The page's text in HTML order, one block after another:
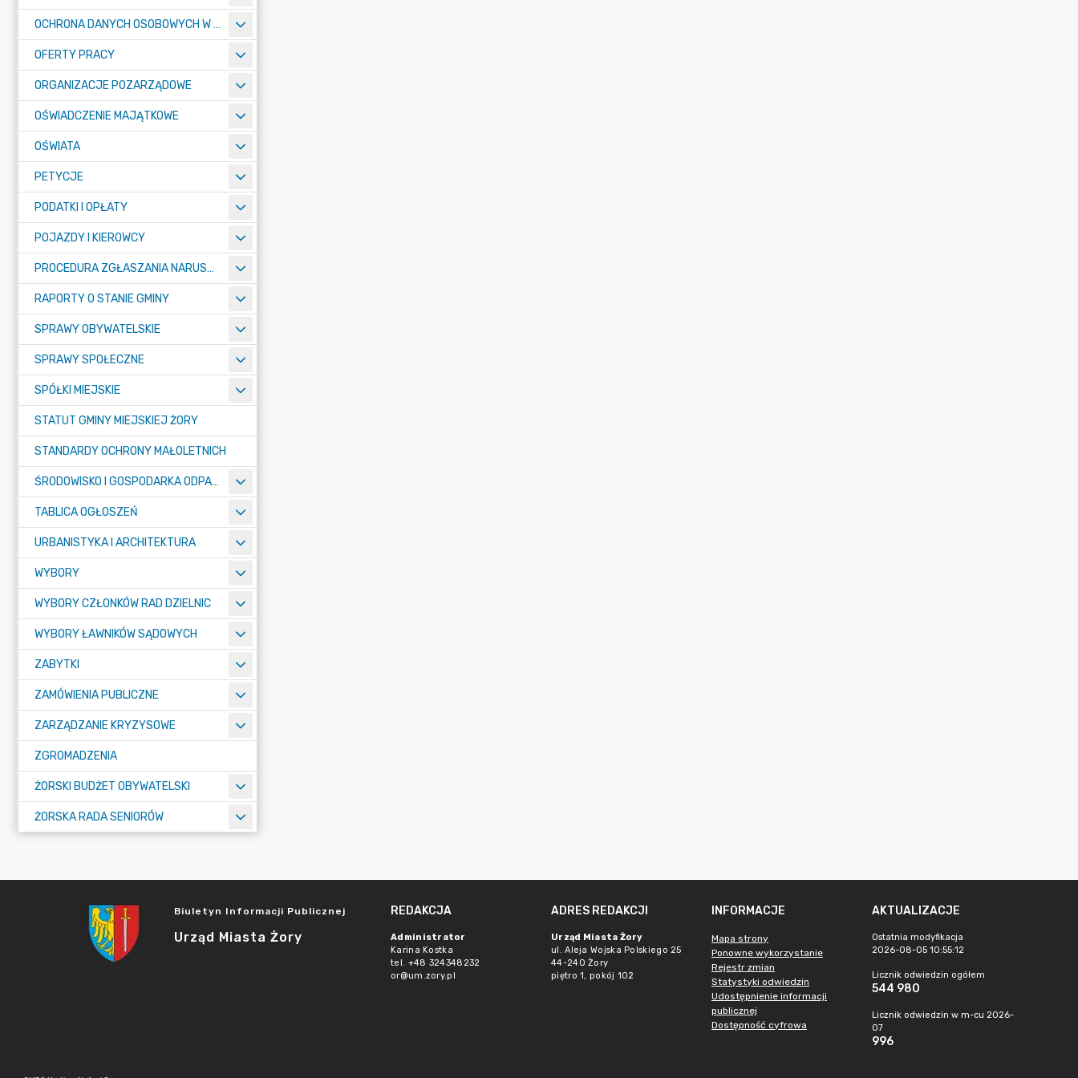
OCHRONA DANYCH OSOBOWYCH W URZĘDZIE MIASTA ŻORY - RODO
OFERTY PRACY
ORGANIZACJE POZARZĄDOWE
OŚWIADCZENIE MAJĄTKOWE
OŚWIATA
PETYCJE
PODATKI I OPŁATY
POJAZDY I KIEROWCY
PROCEDURA ZGŁASZANIA NARUSZEŃ PRAWA
RAPORTY O STANIE GMINY
SPRAWY OBYWATELSKIE
SPRAWY SPOŁECZNE
SPÓŁKI MIEJSKIE
STATUT GMINY MIEJSKIEJ ŻORY
STANDARDY OCHRONY MAŁOLETNICH
ŚRODOWISKO I GOSPODARKA ODPADAMI
TABLICA OGŁOSZEŃ
URBANISTYKA I ARCHITEKTURA
WYBORY
WYBORY CZŁONKÓW RAD DZIELNIC
WYBORY ŁAWNIKÓW SĄDOWYCH
ZABYTKI
ZAMÓWIENIA PUBLICZNE
ZARZĄDZANIE KRYZYSOWE
ZGROMADZENIA
ŻORSKI BUDŻET OBYWATELSKI
ŻORSKA RADA SENIORÓW
Biuletyn Informacji Publicznej
Urząd Miasta Żory
REDAKCJA
Administrator
Karina Kostka
tel. +48 324348232
or@um.zory.pl
ADRES REDAKCJI
Urząd Miasta Żory
ul. Aleja Wojska Polskiego 25
44-240 Żory
piętro 1, pokój 102
INFORMACJE
Mapa strony
Ponowne wykorzystanie
Rejestr zmian
Statystyki odwiedzin
Udostępnienie informacji
publicznej
Dostępność cyfrowa
AKTUALIZACJE
Ostatnia modyfikacja
2026-08-05 10:55:12
Licznik odwiedzin ogółem
544 980
Licznik odwiedzin w m-cu 2026-
07
996